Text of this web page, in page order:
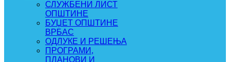
СЛУЖБЕНИ ЛИСТ
ОПШТИНЕ
БУЏЕТ ОПШТИНЕ
ВРБАС
ОДЛУКЕ И РЕШЕЊА
ПРОГРАМИ,
ПЛАНОВИ И